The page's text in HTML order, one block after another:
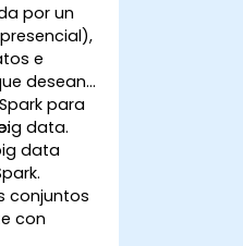
por un
e
desean
para
data.
data
conjuntos
con